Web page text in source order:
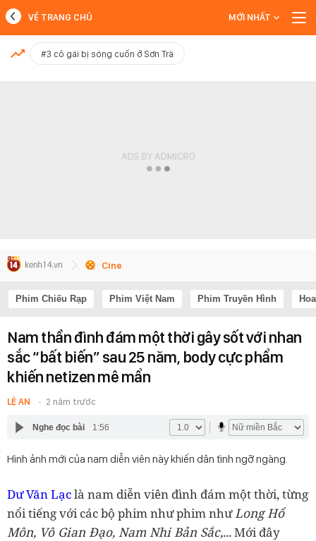
MỚI NHẤT
VỀ TRANG CHỦ MỚI NHẤT
#3 cô gái bị sóng cuốn ở Sơn Trà
Cine
Phim Chiếu Rạp Phim Việt Nam Phim Truyền Hình
Nam thần đình đám một thời gây sốt với nhan
sắc “bất biến” sau 25 năm, body cực phẩm
khiến netizen mê mẩn
LỆ AN 2 năm trước
Nghe đọc bài 1:56
Hình ảnh mới của nam diễn viên này khiến dân tình ngỡ ngàng.
Dư Văn Lạclà nam diễn viên đình đám một thời, từng
nổi tiếng với các bộ phim như phim nhưLong Hổ
Môn, Vô Gian Đạo, Nam Nhi Bản Sắc,...Mới đây